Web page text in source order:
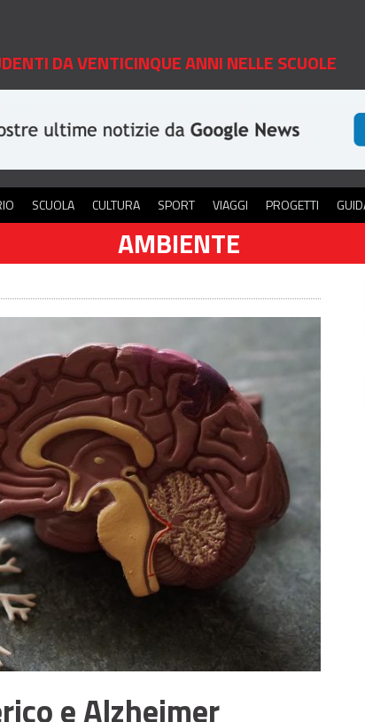
DA VENTICINQUE ANNI NELLE SCUOLE
SCUOLA CULTURA SPORT VIAGGI PROGETTI
AMBIENTE
e Alzheimer